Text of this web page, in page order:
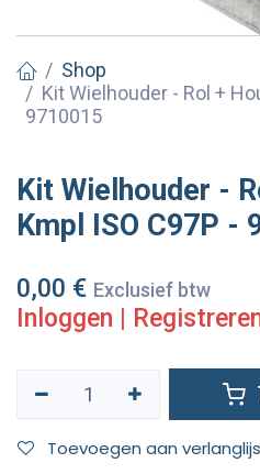
Shop
Kit Wielhouder - Rol +
9710015
Kit Wielhouder -
Kmpl ISO C97P -
0,00 € Exclusief btw
Inloggen
Toevoegen aan